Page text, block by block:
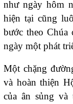
như ngày hôm
hiện tại cũng
bước theo Chúa
ngày một phát
Một chặng
và hoàn thiện
của ân sủng